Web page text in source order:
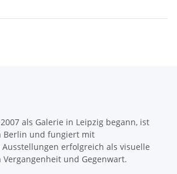
als Galerie in Leipzig begann, ist
Berlin und fungiert mit
erfolgreich als visuelle
und Gegenwart.